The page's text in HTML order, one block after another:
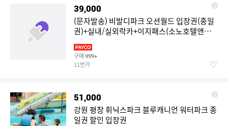
39,000
(문자발송) 비발디파크 오션월드 입장권(종일
권)+실내/실외락카+이지패스(소노호텔앤리
조트 홍천 워터파크)
구매 999+
11번가
51,000
강원 평창 휘닉스파크 블루캐니언 워터파크 종
일권 할인 입장권